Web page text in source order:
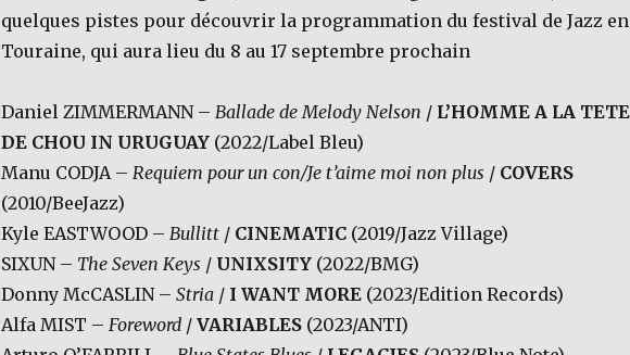
quelques pistes pour découvrir la programmation du festival de Jazz en
Touraine, qui aura lieu du 8 au 17 septembre prochain
Daniel ZIMMERMANN – Ballade de Melody Nelson / L’HOMME A LA TETE
DE CHOU IN URUGUAY(2022/Label Bleu)
Manu CODJA – Requiem pour un con/Je t’aime moi non plus / COVERS
(2010/BeeJazz)
Kyle EASTWOOD – Bullitt/ CINEMATIC(2019/Jazz Village)
SIXUN – The Seven Keys / UNIXSITY(2022/BMG)
Donny McCASLIN – Stria/ I WANT MORE(2023/Edition Records)
Alfa MIST – Foreword/ VARIABLES(2023/ANTI)